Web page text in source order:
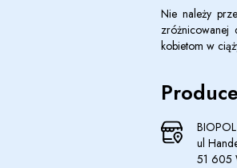
Nie należy
zróżnicowanej
kobietom w
ul
51 605